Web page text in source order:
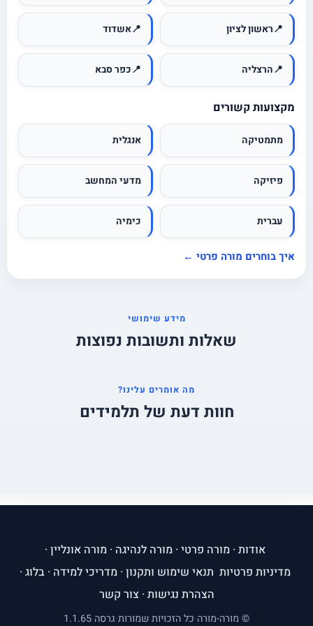
📍ראשון לציון 📍אשדוד
📍הרצליה 📍כפר סבא
מקצועות קשורים
מתמטיקה אנגלית
פיזיקה מדעי המחשב
עברית כימיה
איך בוחרים מורה פרטי ←
מידע שימושי
שאלות ותשובות נפוצות
מה אומרים עלינו?
חוות דעת של תלמידים
אודות · מורה פרטי · מורה לנהיגה · מורה אונליין ·
מדיניות פרטיות תנאי שימוש ותקנון · מדריכי למידה · בלוג ·
הצהרת נגישות · צור קשר
© מורה-מורה·כל הזכויות שמורות·גרסה 1.1.65